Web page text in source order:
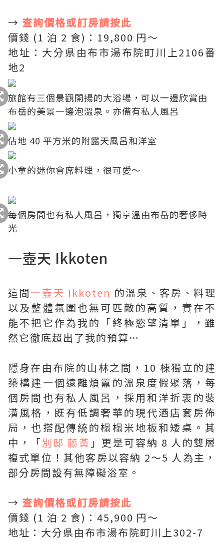
→ 查詢價格或訂房請按此
價錢 (1 泊 2 食)：19,800 円〜
地址：大分県由布市湯布院町川上2106番
地2
旅館有三個景觀開揚的大浴場，可以一邊欣賞由
布岳的美景一邊泡溫泉。亦備有私人風呂
佔地 40 平方米的附露天風呂和洋室
小童的迷你會席料理，很可愛～
每個房間也有私人風呂，獨享溫由布岳的奢侈時
光
一壺天 Ikkoten
這間一壺天 Ikkoten 的溫泉、客房、料理
以及整體氛圍也無可匹敵的高質，實在不
能不把它作為我的「終極慾望清單」，雖
然它徹底超出了我的預算…
隱身在由布院的山林之間，10 棟獨立的建
築構建一個遠離煩囂的溫泉度假聚落，每
個房間也有私人風呂，採用和洋折衷的裝
潢風格，既有低調奢華的現代酒店套房佈
局，也搭配傳統的榻榻米地板和矮桌。其
中，「別邸 藤黃 」更是可容納 8 人的雙層
複式單位！其他客房以容納 2～5 人為主，
部分房間設有無障礙浴室。
→ 查詢價格或訂房請按此
價錢 (1 泊 2 食)：45,900 円〜
地址：大分県由布市湯布院町川上302-7